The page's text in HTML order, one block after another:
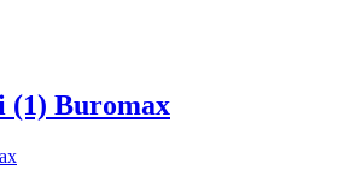
(1) Buromax